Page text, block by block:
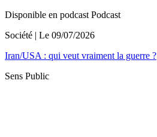
Disponible en podcast Podcast
Société | Le 09/07/2026
Iran/USA : qui veut vraiment la guerre ?
Sens Public